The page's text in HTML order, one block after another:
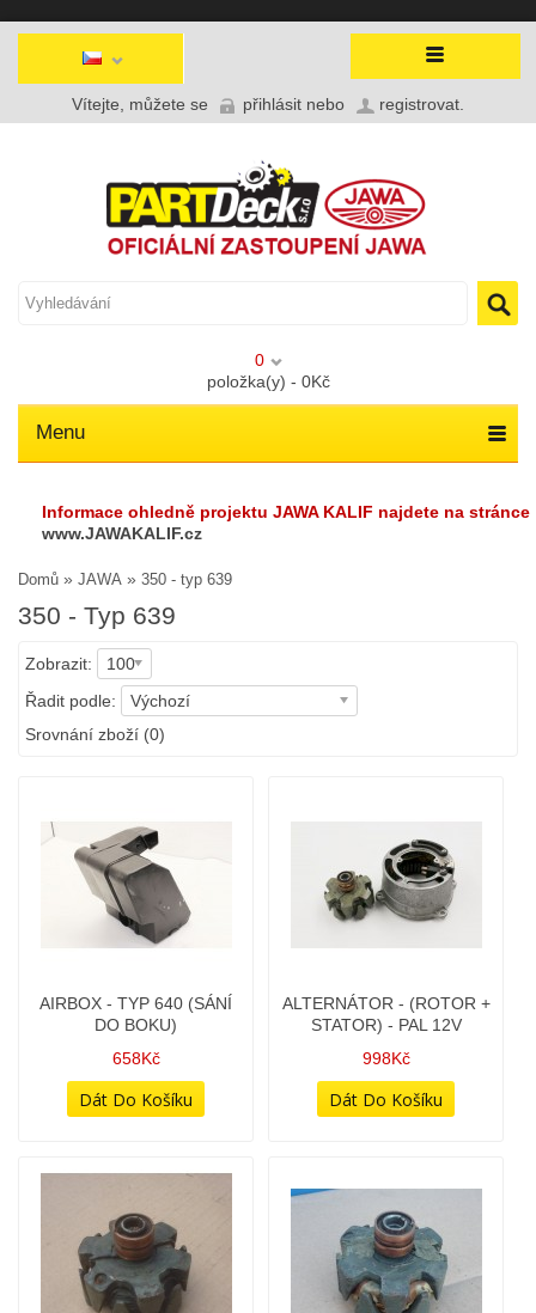
Vítejte, můžete se přihlásit nebo registrovat
0
položka(y) - 0Kč
Menu
Informace ohledně projektu JAWA KALIF najdete na stránce
www.JAWAKALIF.cz
Domů » JAWA » 350 - typ 639
350 - Typ 639
Zobrazit:
100
Řadit podle:
Výchozí
Srovnání zboží (0)
AIRBOX - TYP 640 (SÁNÍ
DO BOKU)
658Kč
ALTERNÁTOR - (ROTOR +
STATOR) - PAL 12V
998Kč